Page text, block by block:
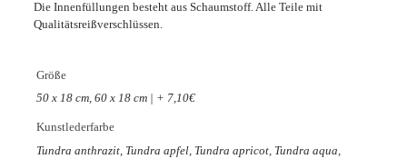
Die Innenfüllungen besteht aus Schaumstoff. Alle Teile mit
Qualitätsreißverschlüssen.
Größe
50 x 18 cm, 60 x 18 cm | + 7,10€
Kunstlederfarbe
Tundra anthrazit, Tundra apfel, Tundra apricot, Tundra aqua,